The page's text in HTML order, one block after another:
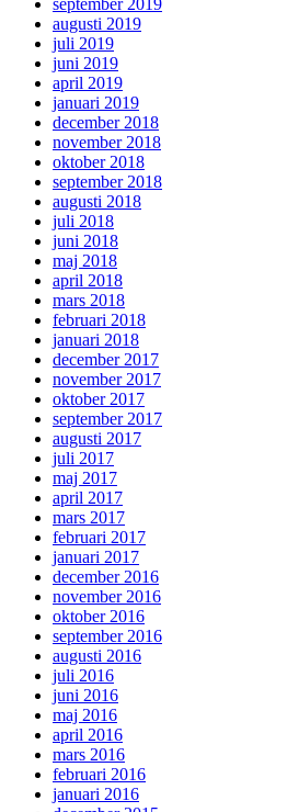
september 2019
augusti 2019
juli 2019
juni 2019
april 2019
januari 2019
december 2018
november 2018
oktober 2018
september 2018
augusti 2018
juli 2018
juni 2018
maj 2018
april 2018
mars 2018
februari 2018
januari 2018
december 2017
november 2017
oktober 2017
september 2017
augusti 2017
juli 2017
maj 2017
april 2017
mars 2017
februari 2017
januari 2017
december 2016
november 2016
oktober 2016
september 2016
augusti 2016
juli 2016
juni 2016
maj 2016
april 2016
mars 2016
februari 2016
januari 2016